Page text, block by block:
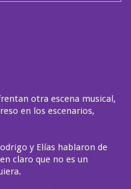
otra escena musical,
en los escenarios,
y Elías hablaron de
claro que no es un